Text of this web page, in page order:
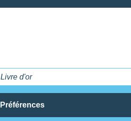
Livre d'or
Préférences